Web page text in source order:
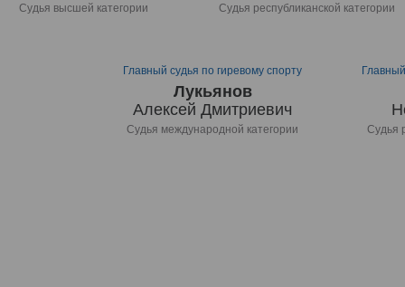
Судья высшей категории Судья республиканской категории
Главный судья по гиревому спорту
Лукьянов
Алексей Дмитриевич
Судья международной категории Судья